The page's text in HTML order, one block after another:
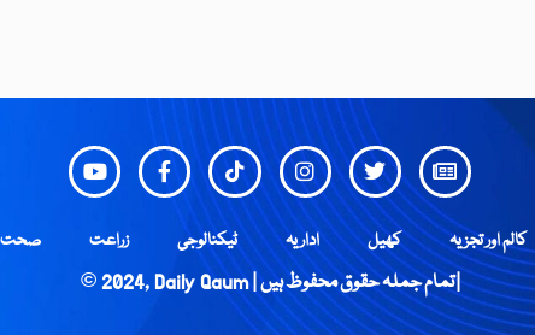
صحت زراعت ٹیکنالوجی اداریہ کھیل کالم اور تجزیہ
© 2024, Daily Qaum | تمام جملہ حقوق محفوظ ہیں |